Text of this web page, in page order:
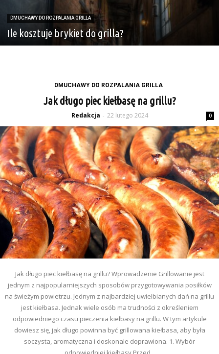
DMUCHAWY DO ROZPALANIA GRILLA
Ile kosztuje brykiet do grilla?
DMUCHAWY DO ROZPALANIA GRILLA
Jak długo piec kiełbasę na grillu?
Redakcja - 22 lutego 2024 0
Jak długo piec kiełbasę na grillu? Wprowadzenie Grillowanie jest
jednym z najpopularniejszych sposobów przygotowywania posiłków
na świeżym powietrzu. Jednym z najbardziej uwielbianych dań na grillu
jest kiełbasa. Jednak wiele osób ma trudności z określeniem
odpowiedniego czasu pieczenia kiełbasy na grillu. W tym artykule
dowiesz się, jak długo powinna być grillowana kiełbasa, aby była
soczysta, aromatyczna i doskonale doprawiona. 1. Wybór